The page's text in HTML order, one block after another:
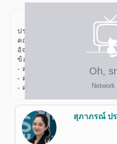
คอร์สคณิตศาสตร์ตะลุยโจ
ประเมิน โดย โครงการพัฒนา
คณิตศาสตร์ ลักษณะข้อสอบขอ
อัจฉริยะทางคณิตศาสตร์ โดยใ
ข้อสอบจริง ครูคัดมาให้ทั้งหมด
- คณิตศาสตร์ ตะลุยโจทย์ สสว
- คณิตศาสตร์ ตะลุยโจทย์ สสว
- คณิตศาสตร์ ตะลุยโจทย์ สสว
สุภาภรณ์ ป